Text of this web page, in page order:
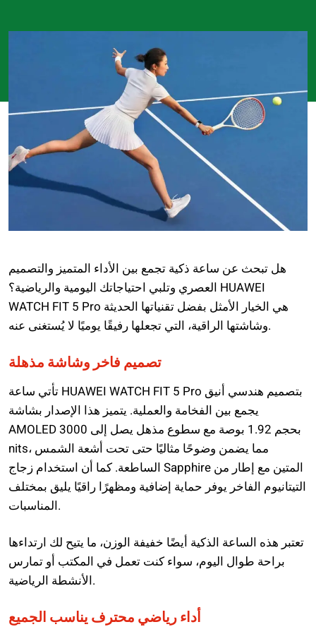
هل تبحث عن ساعة ذكية تجمع بين الأداء المتميز والتصميم
العصري وتلبي احتياجاتك اليومية والرياضية؟ HUAWEI
WATCH FIT 5 Pro هي الخيار الأمثل بفضل تقنياتها الحديثة
وشاشتها الراقية، التي تجعلها رفيقًا يوميًا لا يُستغنى عنه.
تصميم فاخر وشاشة مذهلة
تأتي ساعة HUAWEI WATCH FIT 5 Pro بتصميم هندسي أنيق
يجمع بين الفخامة والعملية. يتميز هذا الإصدار بشاشة
AMOLED بحجم 1.92 بوصة مع سطوع مذهل يصل إلى 3000
nits، مما يضمن وضوحًا مثاليًا حتى تحت أشعة الشمس
الساطعة. كما أن استخدام زجاج Sapphire المتين مع إطار من
التيتانيوم الفاخر يوفر حماية إضافية ومظهرًا راقيًا يليق بمختلف
المناسبات.
تعتبر هذه الساعة الذكية أيضًا خفيفة الوزن، ما يتيح لك ارتداءها
براحة طوال اليوم، سواء كنت تعمل في المكتب أو تمارس
الأنشطة الرياضية.
أداء رياضي محترف يناسب الجميع